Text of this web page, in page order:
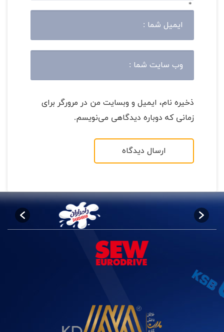
*
ذخیره نام، ایمیل و وبسایت من در مرورگر برای
زمانی که دوباره دیدگاهی می‌نویسم.